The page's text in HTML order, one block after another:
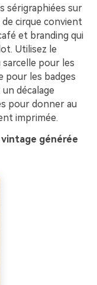
sérigraphiées sur
cirque convient
et branding qui
Utilisez le
pour les
pour les badges
décalage
pour donner au
imprimée.
vintage générée